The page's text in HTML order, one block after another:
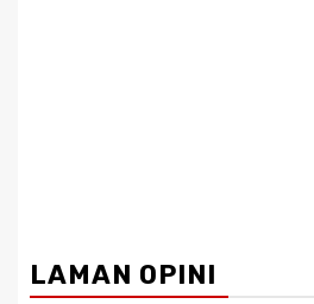
LAMAN OPINI